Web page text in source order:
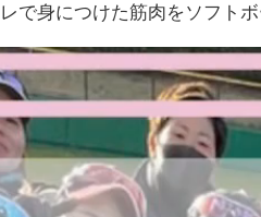
で身につけた筋肉をソフト